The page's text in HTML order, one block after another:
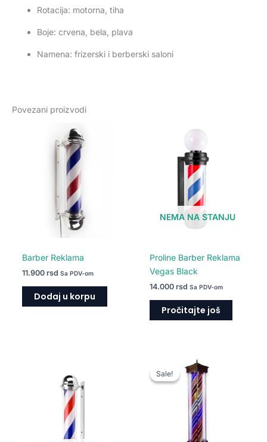
Rotacija: motorna, tiha
Boje: crvena, bela, plava
Namena: frizerski i berberski saloni
Povezani proizvodi
Barber Reklama
11.900 rsd Sa PDV-om
Dodaj u korpu
NEMA NA STANJU
Proline Barber Reklama
Vegas Black
14.000 rsd Sa PDV-om
Pročitajte još
Sale!
Sale!
Originalna
cena
je
bila:
32.900 rsd.